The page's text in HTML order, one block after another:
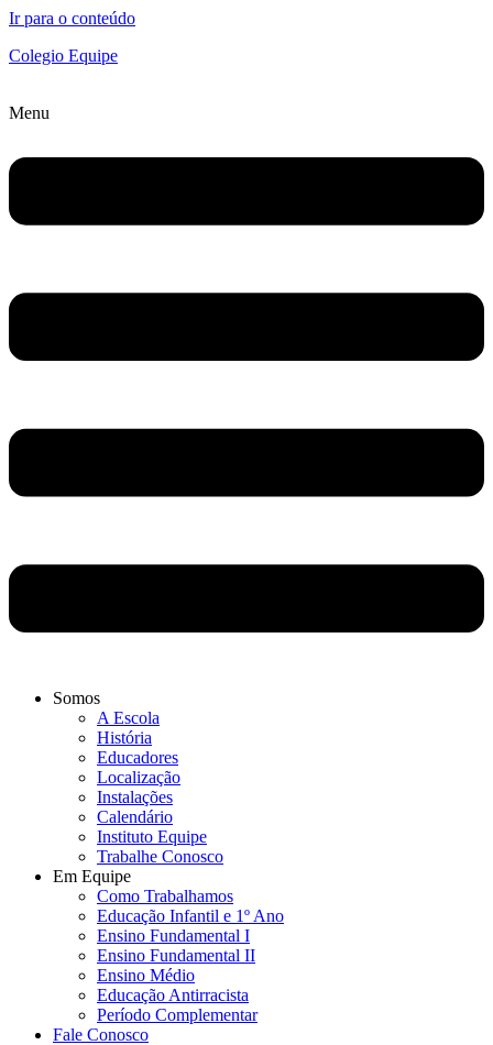
Ir para o conteúdo
Colegio Equipe
Menu
Somos
A Escola
História
Educadores
Localização
Instalações
Calendário
Instituto Equipe
Trabalhe Conosco
Em Equipe
Como Trabalhamos
Educação Infantil e 1º Ano
Ensino Fundamental I
Ensino Fundamental II
Ensino Médio
Educação Antirracista
Período Complementar
Fale Conosco